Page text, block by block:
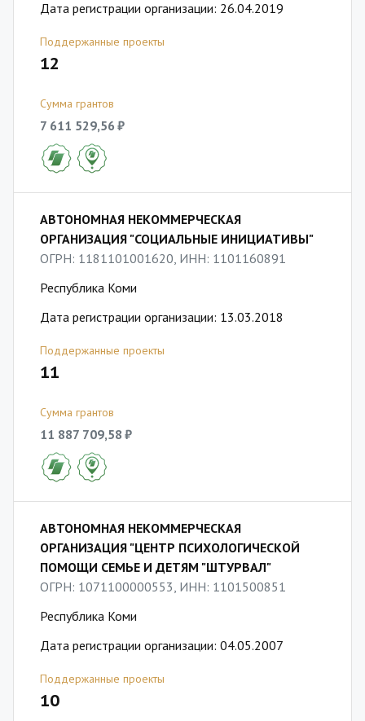
Дата регистрации организации: 26.04.2019
Поддержанные проекты
12
Сумма грантов
7 611 529,56 ₽
АВТОНОМНАЯ НЕКОММЕРЧЕСКАЯ
ОРГАНИЗАЦИЯ "СОЦИАЛЬНЫЕ ИНИЦИАТИВЫ"
ОГРН: 1181101001620, ИНН: 1101160891
Республика Коми
Дата регистрации организации: 13.03.2018
Поддержанные проекты
11
Сумма грантов
11 887 709,58 ₽
АВТОНОМНАЯ НЕКОММЕРЧЕСКАЯ
ОРГАНИЗАЦИЯ "ЦЕНТР ПСИХОЛОГИЧЕСКОЙ
ПОМОЩИ СЕМЬЕ И ДЕТЯМ "ШТУРВАЛ"
ОГРН: 1071100000553, ИНН: 1101500851
Республика Коми
Дата регистрации организации: 04.05.2007
Поддержанные проекты
10